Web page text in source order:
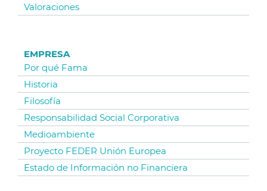
Valoraciones
EMPRESA
Por qué Fama
Historia
Filosofía
Responsabilidad Social Corporativa
Medioambiente
Proyecto FEDER Unión Europea
Estado de Información no Financiera